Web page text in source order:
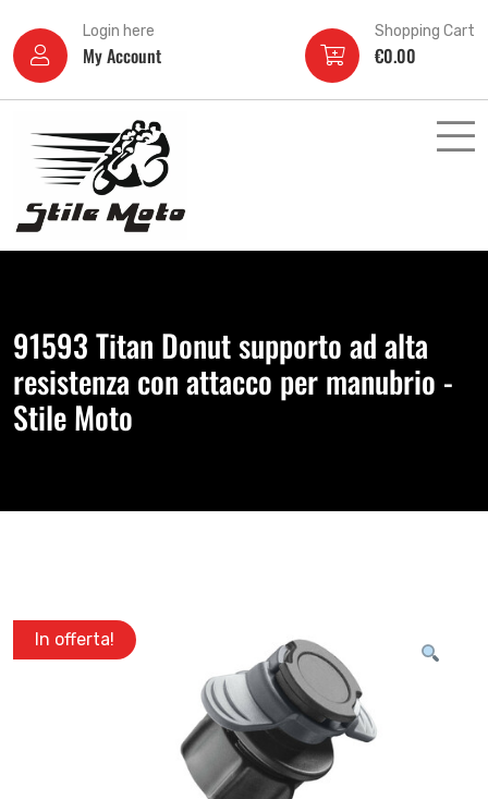
Login here
My Account
Shopping Cart
€0.00
91593 Titan Donut supporto ad alta
resistenza con attacco per manubrio -
Stile Moto
In offerta!